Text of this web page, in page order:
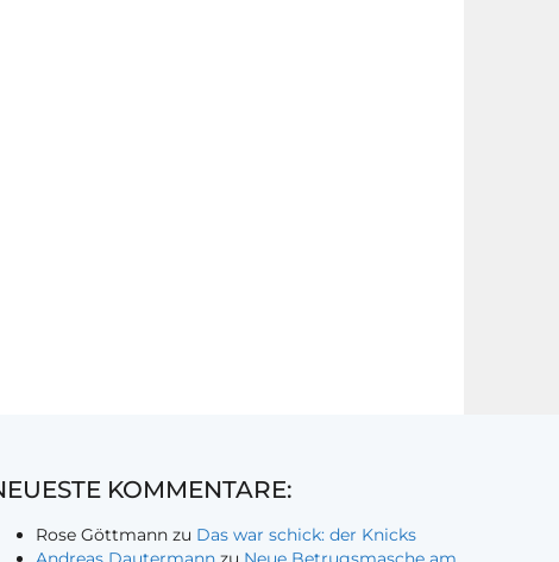
KOMMENTARE:
Rose Göttmann zu Das war schick: der Knicks